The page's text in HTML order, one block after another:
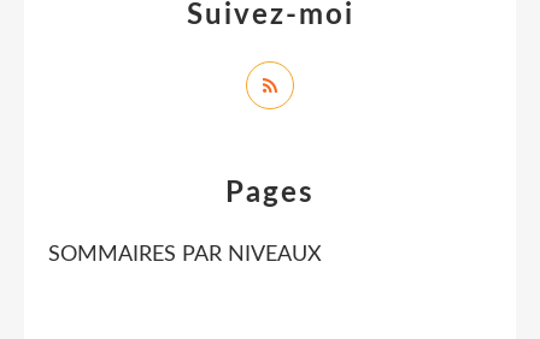
Pages
SOMMAIRES PAR NIVEAUX
Suivez-moi